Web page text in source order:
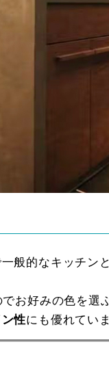
般的なキッチン
お好みの色を選
性にも優れてい